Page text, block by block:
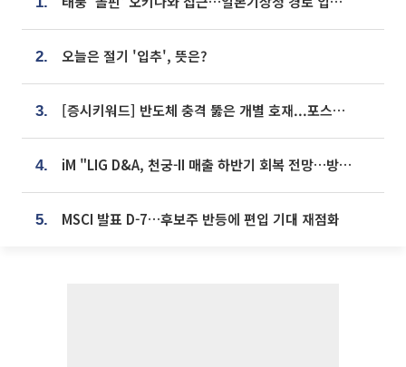
2. 오늘은 절기 '입추', 뜻은?
3. [증시키워드] 반도체 충격 뚫은 개별 호재...포스코퓨처엠·에코프로·한화솔루션 '눈길'
4. iM "LIG D&A, 천궁-II 매출 하반기 회복 전망…방산 톱픽 유지"
5. MSCI 발표 D-7…후보주 반등에 편입 기대 재점화